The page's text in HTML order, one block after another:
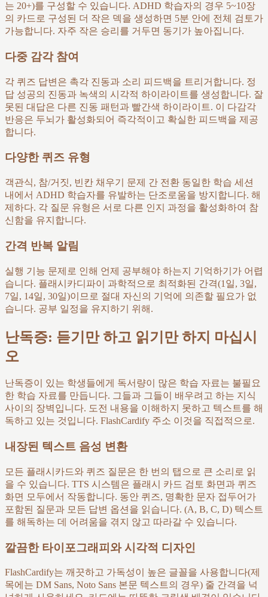
는 20+)를 구성할 수 있습니다. ADHD 학습자의 경우 5~10장
의 카드로 구성된 더 작은 덱을 생성하면 5분 안에 전체 검토가
가능합니다. 자주 작은 승리를 거두면 동기가 높아집니다.
다중 감각 참여
각 퀴즈 답변은 촉각 진동과 소리 피드백을 트리거합니다. 정
답 성공의 진동과 녹색의 시각적 하이라이트를 생성합니다. 잘
못된 대답은 다른 진동 패턴과 빨간색 하이라이트. 이 다감각
반응은 두뇌가 활성화되어 즉각적이고 확실한 피드백을 제공
합니다.
다양한 퀴즈 유형
객관식, 참/거짓, 빈칸 채우기 문제 간 전환 동일한 학습 세션
내에서 ADHD 학습자를 유발하는 단조로움을 방지합니다. 해
제하다. 각 질문 유형은 서로 다른 인지 과정을 활성화하여 참
신함을 유지합니다.
간격 반복 알림
실행 기능 문제로 인해 언제 공부해야 하는지 기억하기가 어렵
습니다. 플래시카디파이 과학적으로 최적화된 간격(1일, 3일,
7일, 14일, 30일)이므로 절대 자신의 기억에 의존할 필요가 없
습니다. 공부 일정을 유지하기 위해.
난독증: 듣기만 하고 읽기만 하지 마십시
오
난독증이 있는 학생들에게 독서량이 많은 학습 자료는 불필요
한 학습 자료를 만듭니다. 그들과 그들이 배우려고 하는 지식
사이의 장벽입니다. 도전 내용을 이해하지 못하고 텍스트를 해
독하고 있는 것입니다. FlashCardify 주소 이것을 직접적으로.
내장된 텍스트 음성 변환
모든 플래시카드와 퀴즈 질문은 한 번의 탭으로 큰 소리로 읽
을 수 있습니다. TTS 시스템은 플래시 카드 검토 화면과 퀴즈
화면 모두에서 작동합니다. 동안 퀴즈, 명확한 문자 접두어가
포함된 질문과 모든 답변 옵션을 읽습니다. (A, B, C, D) 텍스트
를 해독하는 데 어려움을 겪지 않고 따라갈 수 있습니다.
깔끔한 타이포그래피와 시각적 디자인
FlashCardify는 깨끗하고 가독성이 높은 글꼴을 사용합니다(제
목에는 DM Sans, Noto Sans 본문 텍스트의 경우) 줄 간격을 넉